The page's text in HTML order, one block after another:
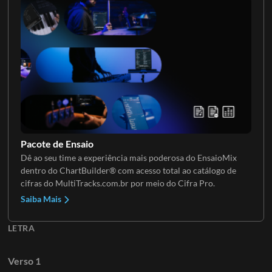
Backs FX 1
Pacote de Ensaio
Dê ao seu time a experiência mais poderosa do EnsaioMix
dentro do ChartBuilder® com acesso total ao catálogo de
cifras do MultiTracks.com.br por meio do Cifra Pro.
Saiba Mais
LETRA
Verso 1